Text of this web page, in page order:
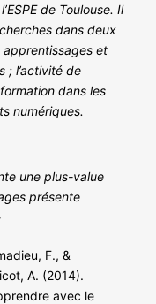
de Toulouse. Il
dans deux
apprentissages et
; l’activité de
dans les
numériques.
une plus-value
présente
F., &
A. (2014).
avec le